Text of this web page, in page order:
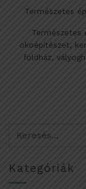
Természetes
Természetes
ökoépítészet,
földház,
Kategóriák